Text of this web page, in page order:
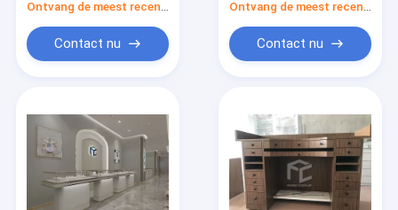
Contact nu
Telefoonvertoning
Contact nu